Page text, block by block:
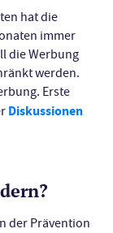
hat die
immer
die Werbung
werden.
Erste
Diskussionen
der Prävention